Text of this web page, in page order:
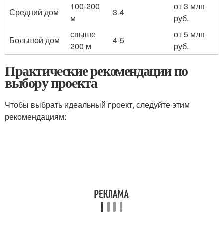
Средний дом
100-200
м
3-4
от 3 млн
руб.
Большой дом
свыше
200 м
4-5
от 5 млн
руб.
Практические рекомендации по
выбору проекта
Чтобы выбрать идеальный проект, следуйте этим
рекомендациям: